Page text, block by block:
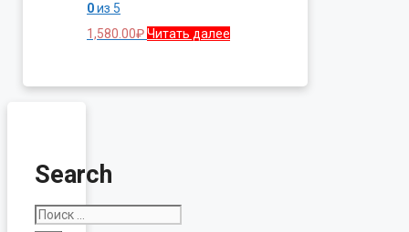
0из 5
1,580.00₽Читать далее
Search
Поиск: